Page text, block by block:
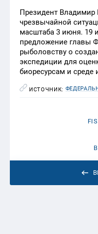
Президент
чрезвычайной
масштаба 3 июня. 19
предложение главы
рыболовству о
экспедиции для
биоресурсам и среде
ИСТОЧНИК: